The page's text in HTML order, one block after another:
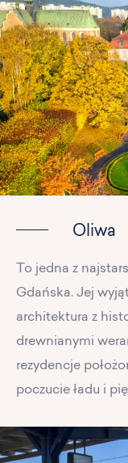
Oliwa
To jedna z
Gdańska. Jej
architektura z
drewnianymi
rezydencje
poczucie ładu i